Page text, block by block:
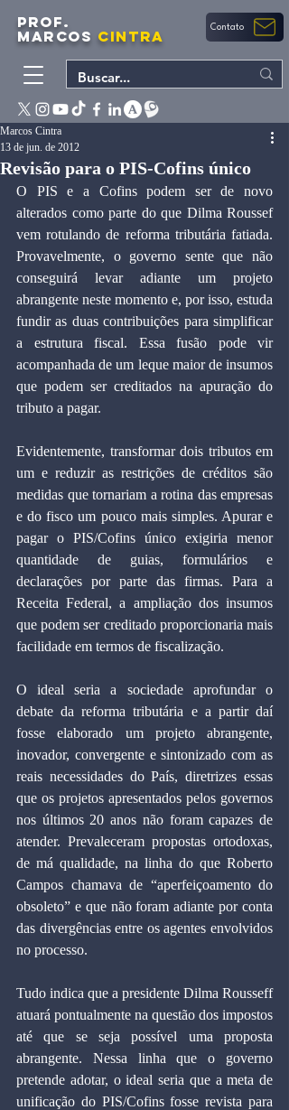
PROF.
MARCOS CINTRA Contato
Revisão para o PIS-Cofins único
Marcos Cintra
13 de jun. de 2012
O PIS e a Cofins podem ser de novo
alterados como parte do que Dilma Roussef
vem rotulando de reforma tributária fatiada.
Provavelmente, o governo sente que não
conseguirá levar adiante um projeto
abrangente neste momento e, por isso, estuda
fundir as duas contribuições para simplificar
a estrutura fiscal. Essa fusão pode vir
acompanhada de um leque maior de insumos
que podem ser creditados na apuração do
tributo a pagar.
Evidentemente, transformar dois tributos em
um e reduzir as restrições de créditos são
medidas que tornariam a rotina das empresas
e do fisco um pouco mais simples. Apurar e
pagar o PIS/Cofins único exigiria menor
quantidade de guias, formulários e
declarações por parte das firmas. Para a
Receita Federal, a ampliação dos insumos
que podem ser creditado proporcionaria mais
facilidade em termos de fiscalização.
O ideal seria a sociedade aprofundar o
debate da reforma tributária e a partir daí
fosse elaborado um projeto abrangente,
inovador, convergente e sintonizado com as
reais necessidades do País, diretrizes essas
que os projetos apresentados pelos governos
nos últimos 20 anos não foram capazes de
atender. Prevaleceram propostas ortodoxas,
de má qualidade, na linha do que Roberto
Campos chamava de “aperfeiçoamento do
obsoleto” e que não foram adiante por conta
das divergências entre os agentes envolvidos
no processo.
Tudo indica que a presidente Dilma Rousseff
atuará pontualmente na questão dos impostos
até que se seja possível uma proposta
abrangente. Nessa linha que o governo
pretende adotar, o ideal seria que a meta de
unificação do PIS/Cofins fosse revista para